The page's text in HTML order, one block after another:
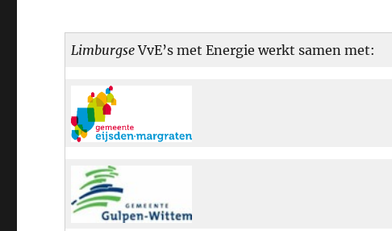
LimburgseVvE’s met Energie werkt samen met: